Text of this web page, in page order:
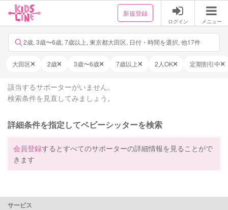
新規登録
ログイン メニュー
2歳, 3歳〜6歳, 7歳以上, 東京都大田区, 日付・時間を選択, 他17件
大田区 2歳 3歳〜6歳 7歳以上 2人OK 定期割引中
該当するサポーターがいません。
検索条件を見直してみましょう。
詳細条件を指定してベビーシッターを検索
会員登録するとすべてのサポーターの詳細情報を見ることがで
きます
サービス